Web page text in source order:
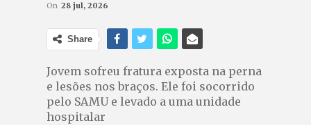
On 28 jul, 2026
Share
Jovem sofreu fratura exposta na perna
e lesões nos braços. Ele foi socorrido
pelo SAMU e levado a uma unidade
hospitalar